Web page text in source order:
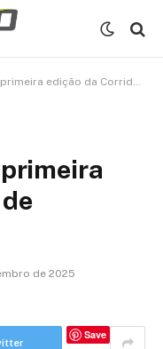
edição da Corrida de Revezamento
de 2025
Save